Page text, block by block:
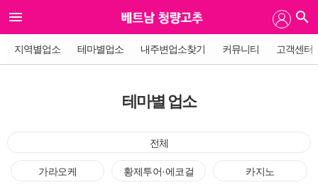
지역별업소 테마별업소 내주변업소찾기 커뮤니티 고객센터
테마별 업소
전체
가라오케 황제투어·에코걸 카지노